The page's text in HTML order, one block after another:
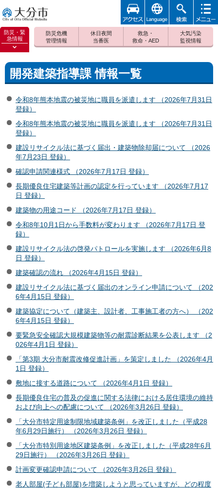
大分市
防災・緊
急情報
防災緊
を開く
防災危機
管理情報
休日夜間
当番医
救急・
救命・AED
大気汚染
監視情報
アクセ
ス
foreign 検索
メニュ
開発建築指導課 情報一覧
令和8年熊本地震の被災地に職員を派遣します （2026年7月31日
登録）
令和8年熊本地震の被災地に職員を派遣します （2026年7月31日
登録）
建設リサイクル法に基づく届出・建築物除却届について （2026
年7月23日 登録）
確認申請関連様式 （2026年7月17日 登録）
長期優良住宅建築等計画の認定を行っています （2026年7月17
日 登録）
建築物の用途コード （2026年7月17日 登録）
令和8年10月1日から手数料が変わります （2026年7月17日 登
録）
建設リサイクル法の啓発パトロールを実施します （2026年6月8
日 登録）
建築確認の流れ （2026年4月15日 登録）
建設リサイクル法に基づく届出のオンライン申請について （202
6年4月15日 登録）
建築協定について（建築主、設計者、工事施工者の方へ） （202
6年4月15日 登録）
要緊急安全確認大規模建築物等の耐震診断結果を公表します （2
026年4月1日 登録）
「第3期 大分市耐震改修促進計画」を策定しました （2026年4月
1日 登録）
敷地に接する道路について （2026年4月1日 登録）
長期優良住宅の普及の促進に関する法律における居住環境の維持
および向上への配慮について （2026年3月26日 登録）
「大分市特定用途制限地域建築条例」を改正しました（平成28
年6月29日施行） （2026年3月26日 登録）
「大分市特別用途地区建築条例」を改正しました（平成28年6月
29日施行） （2026年3月26日 登録）
計画変更確認申請について （2026年3月26日 登録）
老人部屋(子ども部屋)を増築しようと思っていますが、どの程度